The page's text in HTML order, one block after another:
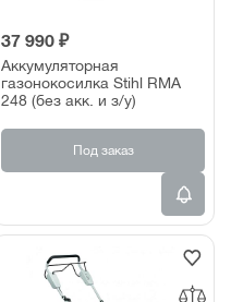
37 990 ₽
Аккумуляторная
газонокосилка Stihl RMA
248 (без акк. и з/у)
Под заказ